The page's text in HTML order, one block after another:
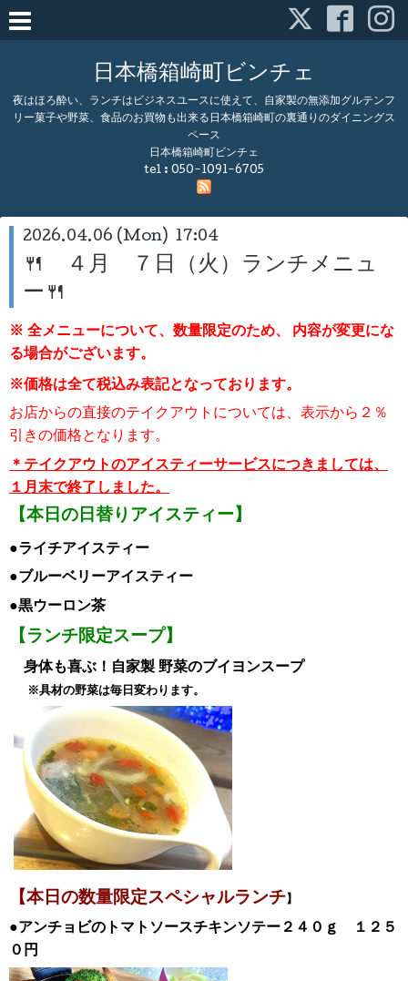
日本橋箱崎町ビンチェ
夜はほろ酔い、ランチはビジネスユースに使えて、自家製の無添加グルテンフ
リー菓子や野菜、食品のお買物も出来る日本橋箱崎町の裏通りのダイニングス
ペース
日本橋箱崎町ビンチェ
tel : 050-1091-6705
2026.04.06 (Mon) 17:04
🍴 ４月 ７日（火）ランチメニュ
ー🍴
※ 全メニューについて、数量限定のため、
内容が変更にな
る場合がございます。
※価格は全て税込み表記となっております。
お店からの直接のテイクアウトについては、表示から２％
引きの価格となります。
＊テイクアウトのアイスティーサービスにつきましては、
１月末で終了しました。
【本日の日替りアイスティー】
●ライチアイスティー
●ブルーベリーアイスティー
●黒ウーロン茶
【ランチ限定スープ】
身体も喜ぶ！ 自家製 野菜のブイヨンスープ
※具材の野菜は毎日変わります。
【本日の数量限定スペシャルランチ】
●アンチョビのトマトソースチキンソテー２４０ｇ
１２５
０円